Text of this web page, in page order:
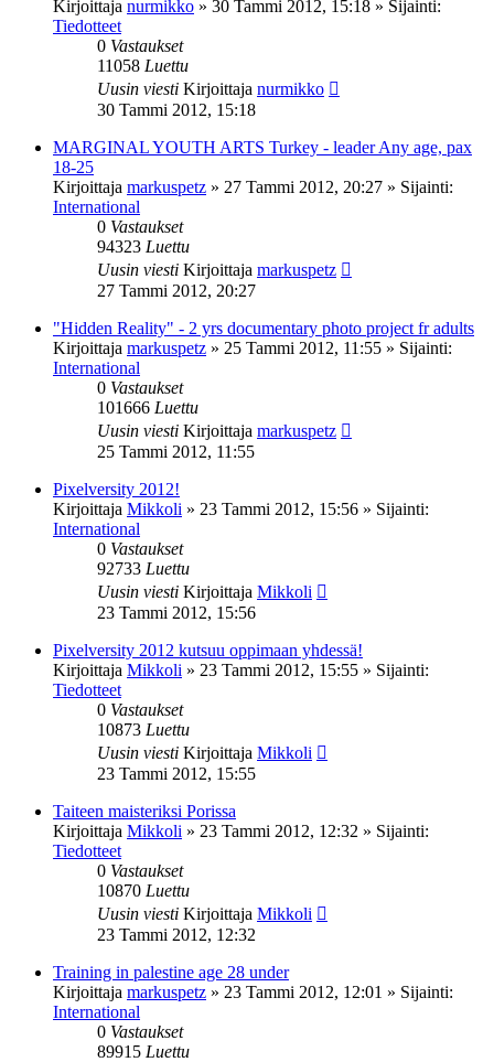
Kirjoittaja nurmikko » 30 Tammi 2012, 15:18 » Sijainti:
Tiedotteet
0 Vastaukset
11058 Luettu
Uusin viesti Kirjoittaja nurmikko
30 Tammi 2012, 15:18
MARGINAL YOUTH ARTS Turkey - leader Any age, pax
18-25
Kirjoittaja markuspetz » 27 Tammi 2012, 20:27 » Sijainti:
International
0 Vastaukset
94323 Luettu
Uusin viesti Kirjoittaja markuspetz
27 Tammi 2012, 20:27
"Hidden Reality" - 2 yrs documentary photo project fr adults
Kirjoittaja markuspetz » 25 Tammi 2012, 11:55 » Sijainti:
International
0 Vastaukset
101666 Luettu
Uusin viesti Kirjoittaja markuspetz
25 Tammi 2012, 11:55
Pixelversity 2012!
Kirjoittaja Mikkoli » 23 Tammi 2012, 15:56 » Sijainti:
International
0 Vastaukset
92733 Luettu
Uusin viesti Kirjoittaja Mikkoli
23 Tammi 2012, 15:56
Pixelversity 2012 kutsuu oppimaan yhdessä!
Kirjoittaja Mikkoli » 23 Tammi 2012, 15:55 » Sijainti:
Tiedotteet
0 Vastaukset
10873 Luettu
Uusin viesti Kirjoittaja Mikkoli
23 Tammi 2012, 15:55
Taiteen maisteriksi Porissa
Kirjoittaja Mikkoli » 23 Tammi 2012, 12:32 » Sijainti:
Tiedotteet
0 Vastaukset
10870 Luettu
Uusin viesti Kirjoittaja Mikkoli
23 Tammi 2012, 12:32
Training in palestine age 28 under
Kirjoittaja markuspetz » 23 Tammi 2012, 12:01 » Sijainti:
International
0 Vastaukset
89915 Luettu